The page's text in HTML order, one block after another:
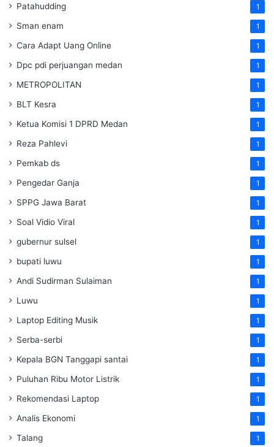
Patahudding 1
Sman enam 1
Cara Adapt Uang Online 1
Dpc pdi perjuangan medan 1
METROPOLITAN 1
BLT Kesra 1
Ketua Komisi 1 DPRD Medan 1
Reza Pahlevi 1
Pemkab ds 1
Pengedar Ganja 1
SPPG Jawa Barat 1
Soal Vidio Viral 1
gubernur sulsel 1
bupati luwu 1
Andi Sudirman Sulaiman 1
Luwu 1
Laptop Editing Musik 1
Serba-serbi 1
Kepala BGN Tanggapi santai 1
Puluhan Ribu Motor Listrik 1
Rekomendasi Laptop 1
Analis Ekonomi 1
Talang 1